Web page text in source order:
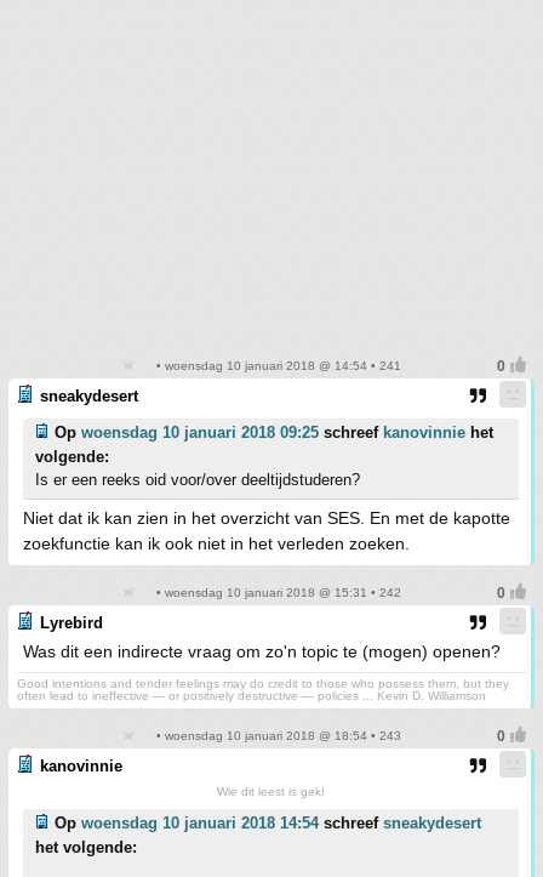
• woensdag 10 januari 2018 @ 14:54 • 241
sneakydesert
Op woensdag 10 januari 2018 09:25 schreef kanovinnie het
volgende:
Is er een reeks oid voor/over deeltijdstuderen?
Niet dat ik kan zien in het overzicht van SES. En met de kapotte
zoekfunctie kan ik ook niet in het verleden zoeken.
• woensdag 10 januari 2018 @ 15:31 • 242
Lyrebird
Was dit een indirecte vraag om zo'n topic te (mogen) openen?
Good intentions and tender feelings may do credit to those who possess them, but they
often lead to ineffective — or positively destructive — policies ... Kevin D. Williamson
• woensdag 10 januari 2018 @ 18:54 • 243
kanovinnie
Wie dit leest is gek!
Op woensdag 10 januari 2018 14:54schreef sneakydesert
het volgende: